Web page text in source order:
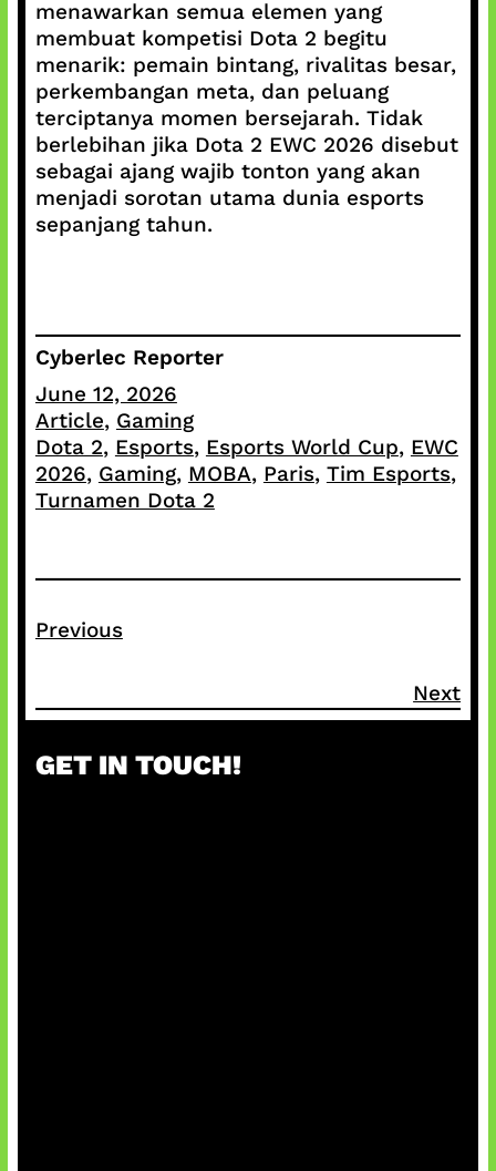
menawarkan semua elemen yang
membuat kompetisi Dota 2 begitu
menarik: pemain bintang, rivalitas besar,
perkembangan meta, dan peluang
terciptanya momen bersejarah. Tidak
berlebihan jika Dota 2 EWC 2026 disebut
sebagai ajang wajib tonton yang akan
menjadi sorotan utama dunia esports
sepanjang tahun.
Cyberlec Reporter
June 12, 2026
Article, Gaming
Dota 2, Esports, Esports World Cup, EWC
2026, Gaming, MOBA, Paris, Tim Esports ,
Turnamen Dota 2
Previous
Next
GET IN TOUCH!